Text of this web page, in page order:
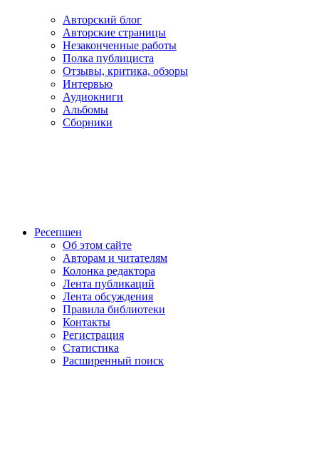
Авторский блог
Авторские страницы
Незаконченные работы
Полка публициста
Отзывы, критика, обзоры
Интервью
Аудиокниги
Альбомы
Сборники
Ресепшен
Об этом сайте
Авторам и читателям
Колонка редактора
Лента публикаций
Лента обсуждения
Правила библиотеки
Контакты
Регистрация
Статистика
Расширенный поиск